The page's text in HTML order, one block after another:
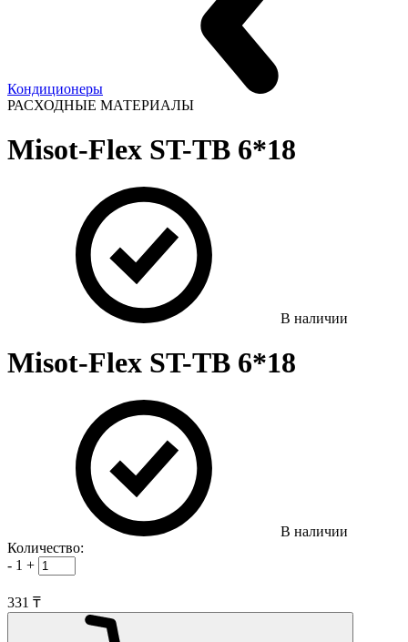
Кондиционеры
РАСХОДНЫЕ МАТЕРИАЛЫ
Misot-Flex ST-TB 6*18
В наличии
Misot-Flex ST-TB 6*18
В наличии
Количество:
- 1 +
331 ₸